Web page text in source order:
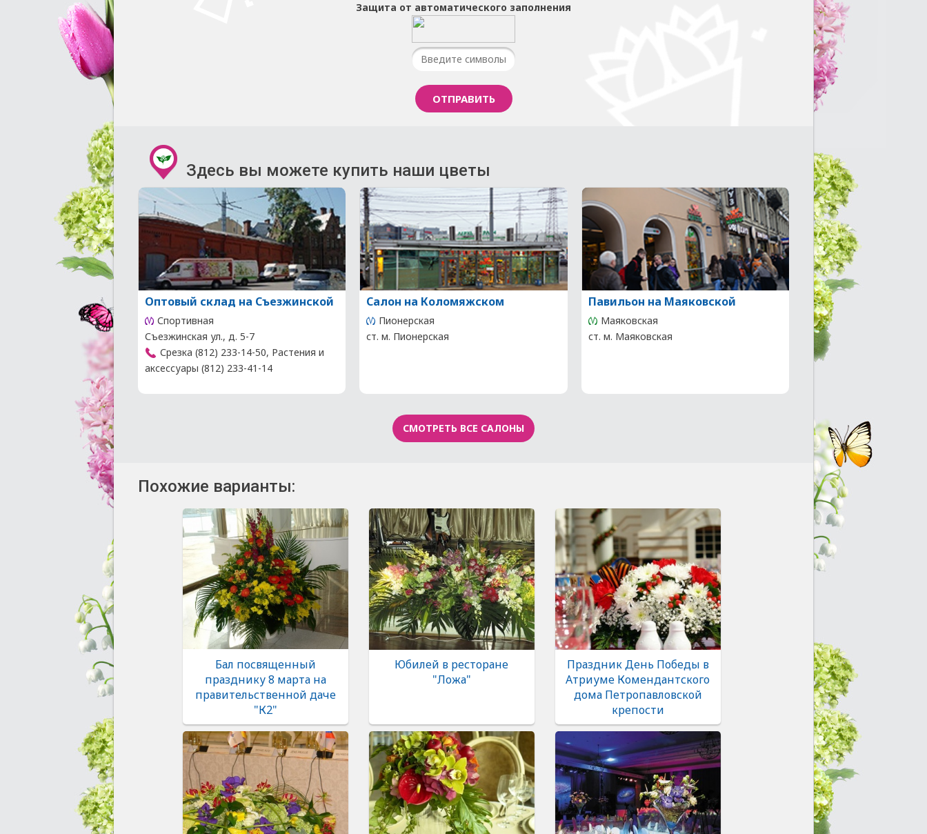
Защита от автоматического заполнения
Здесь вы можете купить наши цветы
Оптовый склад на Съезжинской
Спортивная
Съезжинская ул., д. 5-7
Срезка (812) 233-14-50, Растения и
аксессуары (812) 233-41-14
Салон на Коломяжском
Пионерская
ст. м. Пионерская
Павильон на Маяковской
Маяковская
ст. м. Маяковская
СМОТРЕТЬ ВСЕ САЛОНЫ
Похожие варианты:
Бал посвященный
празднику 8 марта на
правительственной даче
"К2"
Юбилей в ресторане
"Ложа"
Праздник День Победы в
Атриуме Комендантского
дома Петропавловской
крепости